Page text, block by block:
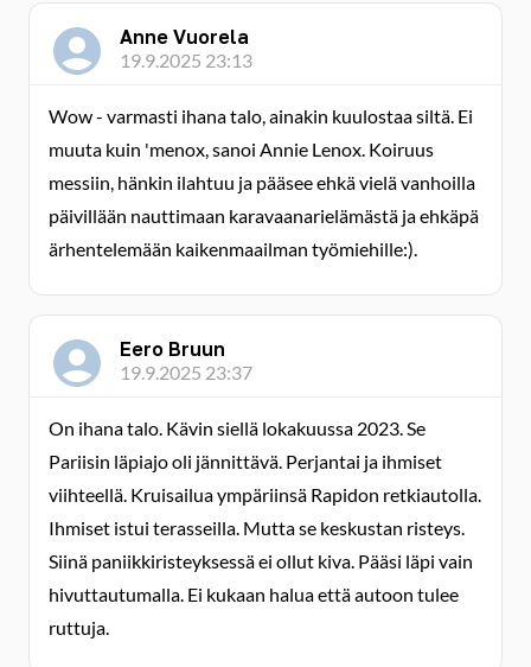
Anne Vuorela
19.9.2025 23:13
Wow - varmasti ihana talo, ainakin kuulostaa siltä. Ei
muuta kuin 'menox, sanoi Annie Lenox. Koiruus
messiin, hänkin ilahtuu ja pääsee ehkä vielä vanhoilla
päivillään nauttimaan karavaanarielämästä ja ehkäpä
ärhentelemään kaikenmaailman työmiehille:).
Eero Bruun
19.9.2025 23:37
On ihana talo. Kävin siellä lokakuussa 2023. Se
Pariisin läpiajo oli jännittävä. Perjantai ja ihmiset
viihteellä. Kruisailua ympäriinsä Rapidon retkiautolla.
Ihmiset istui terasseilla. Mutta se keskustan risteys.
Siinä paniikkiristeyksessä ei ollut kiva. Pääsi läpi vain
hivuttautumalla. Ei kukaan halua että autoon tulee
ruttuja.